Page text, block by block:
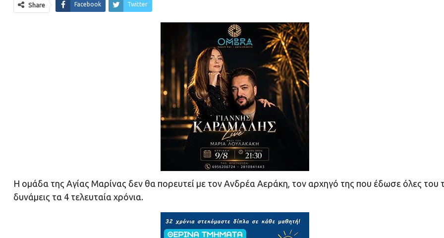
Share Facebook Twitter
Η ομάδα της Αγίας Μαρίνας δεν θα πορευτεί με τον Ανδρέα Αεράκη, τον αρχηγό της που έδωσε όλες του
δυνάμεις τα 4 τελευταία χρόνια.